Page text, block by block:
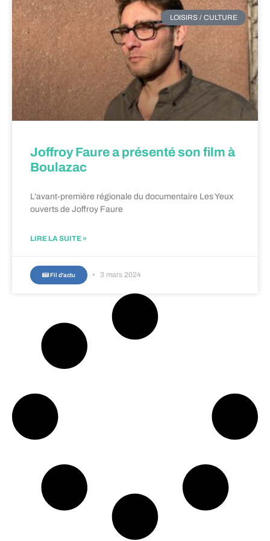
LOISIRS / CULTURE
Joffroy Faure a présenté son film à
Boulazac
L’avant-première régionale du documentaire Les Yeux
ouverts de Joffroy Faure
LIRE LA SUITE »
Fil d'actu 3 mars 2024